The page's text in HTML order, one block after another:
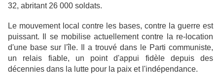
32, abritant 26 000 soldats.
Le mouvement local contre les bases, contre la guerre est
puissant. Il se mobilise actuellement contre la re-location
d'une base sur l'île. Il a trouvé dans le Parti communiste,
un relais fiable, un point d'appui fidèle depuis des
décennies dans la lutte pour la paix et l'indépendance.